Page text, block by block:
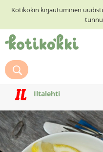
Kotikokin kirjautuminen
ETUSIVU
RESEPTIHAKU
RUOKATEEMAT
KESKUSTELUT
KOTIKOKIT
Iltalehti